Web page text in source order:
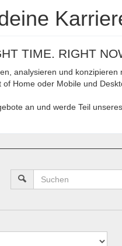
TIME. RIGHT
analysieren und konzipieren
Home oder Mobile und
an und werde Teil